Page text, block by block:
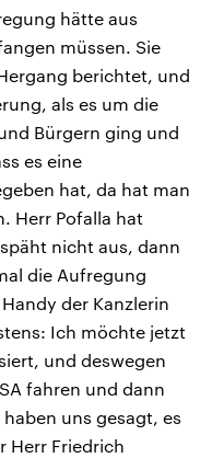
hätte aus
müssen. Sie
berichtet, und
als es um die
Bürgern ging und
es eine
hat, da hat man
Herr Pofalla hat
nicht aus, dann
die Aufregung
der Kanzlerin
Ich möchte jetzt
und deswegen
fahren und dann
uns gesagt, es
Herr Friedrich